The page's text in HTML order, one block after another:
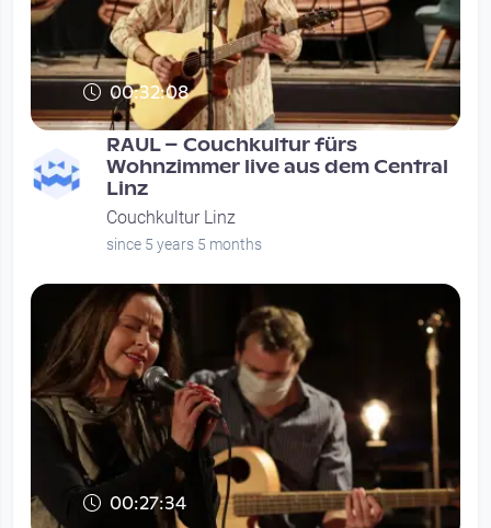
00:32:08
RAUL – Couchkultur fürs
Wohnzimmer live aus dem Central
Linz
Couchkultur Linz
since 5 years 5 months
00:27:34